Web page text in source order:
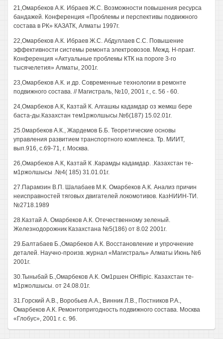
21,Омарбеков А.К. Ибраев Ж.С. Возможности повышения ресурса
бандажей. Конференция «Проблемы и перспективы подвижного
состава в РК» КАЗАТК, Алматы 1997г.
22,Омарбеков А.К. Ибраев Ж.С. Абдуллаев С.С. Повышение
эффективности системы ремонта электровозов. Межд. Н-практ.
Конференция «Актуальные проблемы КТК на пороге 3-го
тысячелетия» Алматы, 2001г.
23,Омарбеков А.К. и др. Современные технологии в ремонте
подвижного состава. // Магистраль, №10, 2001 г., с. 56 - 60.
24,Омарбеков А.К, Казтай К. Алгашкы кадамдар оз жемкш бере
баста-ды.Казахстан тем1ржолшысы.№6(187) 15.02.01г.
25.0марбеков А.К., Жардемов Б.Б. Теоретические основы
управления развитием транспортного комплекса. Тр. МИИТ,
вып.916, с.69-71, г. Москва.
26,Омарбеков А.К, Казтай К .Карамды кадамдар. .Казахстан те-
м1ржолшысы .№4( 185) 31.01.01г.
27.Парамзин В.П. Шалабаев М.К. Омарбеков А.К. Анализ причин
неисправностей тяговых двигателей локомотивов. КазНИИН-ТИ.
№2718.1989
28.Казтай А. Омарбеков А.К. Отечественному зеленый.
Железнодорожник Казахстана №5(186) от 8.02 2001г.
29.Балтабаев Б.,Омарбеков А.К. Восстановление и упрочнение
деталей. Научно-произв. журнал «Магистраль» Алматы Июнь №6
2001г.
30.Тыныбай Б.,Омарбеков А.К. Ом1ршен OHflipic. Казахстан те-
м1ржолшысы. от 24.08.01г.
31.Горский А.В., Воробьев А.А., Винник Л.В., Постников Р.А.,
Омарбеков А.К. Ремонтопригодность подвижного состава. Москва
«Глобус», 2001 г. с. 96.